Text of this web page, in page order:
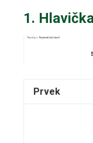
1.
Prvek